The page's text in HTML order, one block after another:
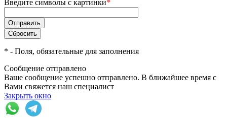
Введите символы с картинки*
* - Поля, обязательные для заполнения
Сообщение отправлено
Ваше сообщение успешно отправлено. В ближайшее время с
Вами свяжется наш специалист
Закрыть окно